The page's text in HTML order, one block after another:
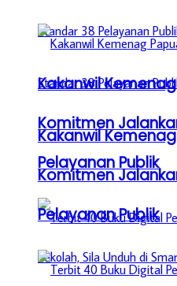
Kakanwil
Komitmen
Pelayanan Publik
Kakanwil
Komitmen
Pelayanan Publik